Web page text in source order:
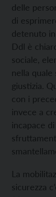
delle
di
detenuto
Ddl è
sociale,
nella
giustizia.
con i
invece a
incapace
La
sicurezza